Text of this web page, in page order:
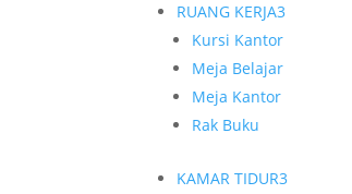
RUANG KERJA3
Kursi Kantor
Meja Belajar
Meja Kantor
Rak Buku
KAMAR TIDUR3